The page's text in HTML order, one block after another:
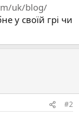
uk/blog/
у своїй грі чи
#2